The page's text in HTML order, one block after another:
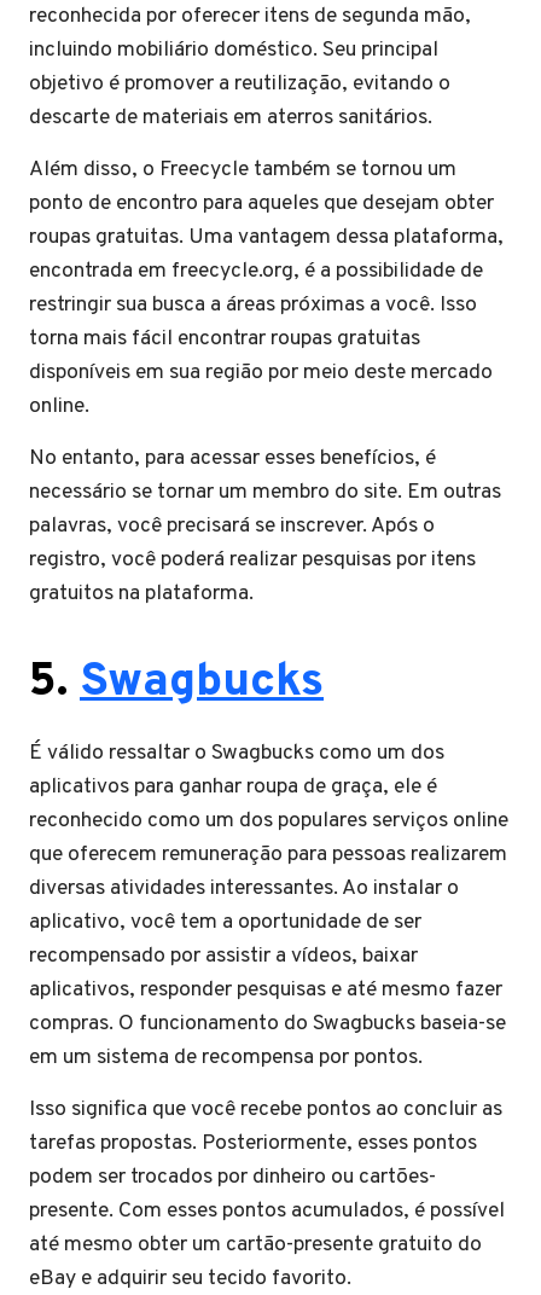
reconhecida por oferecer itens de segunda mão,
incluindo mobiliário doméstico. Seu principal
objetivo é promover a reutilização, evitando o
descarte de materiais em aterros sanitários.
Além disso, o Freecycle também se tornou um
ponto de encontro para aqueles que desejam obter
roupas gratuitas. Uma vantagem dessa plataforma,
encontrada em freecycle.org, é a possibilidade de
restringir sua busca a áreas próximas a você. Isso
torna mais fácil encontrar roupas gratuitas
disponíveis em sua região por meio deste mercado
online.
No entanto, para acessar esses benefícios, é
necessário se tornar um membro do site. Em outras
palavras, você precisará se inscrever. Após o
registro, você poderá realizar pesquisas por itens
gratuitos na plataforma.
5. Swagbucks
É válido ressaltar o Swagbucks como um dos
aplicativos para ganhar roupa de graça, ele é
reconhecido como um dos populares serviços online
que oferecem remuneração para pessoas realizarem
diversas atividades interessantes. Ao instalar o
aplicativo, você tem a oportunidade de ser
recompensado por assistir a vídeos, baixar
aplicativos, responder pesquisas e até mesmo fazer
compras. O funcionamento do Swagbucks baseia-se
em um sistema de recompensa por pontos.
Isso significa que você recebe pontos ao concluir as
tarefas propostas. Posteriormente, esses pontos
podem ser trocados por dinheiro ou cartões-
presente. Com esses pontos acumulados, é possível
até mesmo obter um cartão-presente gratuito do
eBay e adquirir seu tecido favorito.